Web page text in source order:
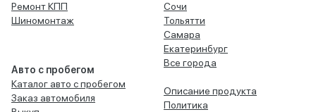
Ремонт КПП
Шиномонтаж
Авто с пробегом
Каталог авто с пробегом
Заказ автомобиля
Сочи
Тольятти
Самара
Екатеринбург
Все города
Описание продукта
Политика